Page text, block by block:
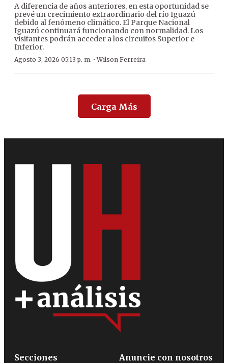
A diferencia de años anteriores, en esta oportunidad se
prevé un crecimiento extraordinario del río Iguazú
debido al fenómeno climático. El Parque Nacional
Iguazú continuará funcionando con normalidad. Los
visitantes podrán acceder a los circuitos Superior e
Inferior.
Agosto 3, 2026 05:13 p. m. ·Wilson Ferreira
Carga Más
Secciones
Anuncie con nosotros